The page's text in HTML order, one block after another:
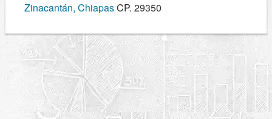
Zinacantán, ChiapasCP. 29350